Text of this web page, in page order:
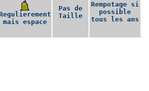
mais espace
Pas de
Taille
Rempotage si
possible
tous les ans